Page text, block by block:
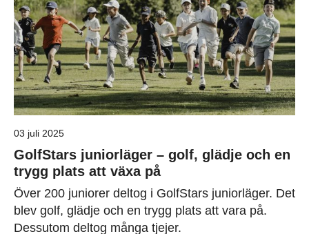
03 juli 2025
GolfStars juniorläger – golf, glädje och en
trygg plats att växa på
Över 200 juniorer deltog i GolfStars juniorläger. Det
blev golf, glädje och en trygg plats att vara på.
Dessutom deltog många tjejer.